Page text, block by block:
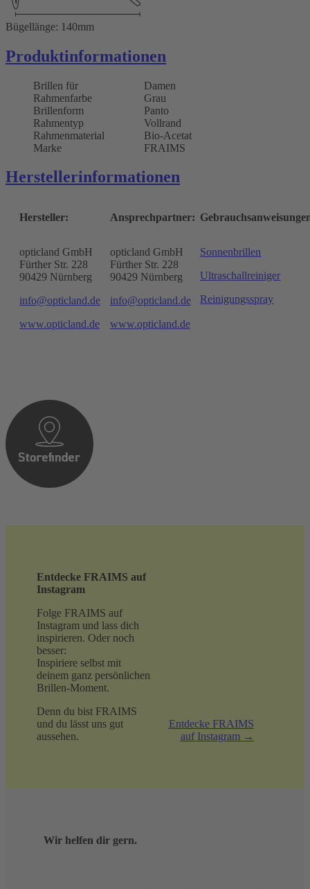
Bügellänge: 140mm
Produktinformationen
Brillen für
Damen
Rahmenfarbe
Grau
Brillenform
Panto
Rahmentyp
Vollrand
Rahmenmaterial
Bio-Acetat
Marke
FRAIMS
Herstellerinformationen
Hersteller:
opticland GmbH
Fürther Str. 228
90429 Nürnberg
info@opticland.de
www.opticland.de
Ansprechpartner:
opticland GmbH
Fürther Str. 228
90429 Nürnberg
info@opticland.de
www.opticland.de
Sonnenbrillen
Ultraschallreiniger
Reinigungsspray
Entdecke FRAIMS auf
Instagram
Folge FRAIMS auf
Instagram und lass dich
inspirieren. Oder noch
besser:
Inspiriere selbst mit
deinem ganz persönlichen
Brillen-Moment.
Denn du bist FRAIMS
und du lässt uns gut
aussehen.
Entdecke FRAIMS
auf Instagram →
Wir helfen dir gern.